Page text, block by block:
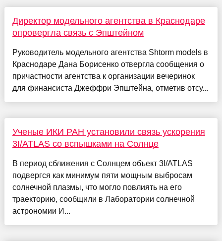
Директор модельного агентства в Краснодаре
опровергла связь с Эпштейном
Руководитель модельного агентства Shtorm models в
Краснодаре Дана Борисенко отвергла сообщения о
причастности агентства к организации вечеринок
для финансиста Джеффри Эпштейна, отметив отсу...
Ученые ИКИ РАН установили связь ускорения
3I/ATLAS со вспышками на Солнце
В период сближения с Солнцем объект 3I/ATLAS
подвергся как минимум пяти мощным выбросам
солнечной плазмы, что могло повлиять на его
траекторию, сообщили в Лаборатории солнечной
астрономии И...